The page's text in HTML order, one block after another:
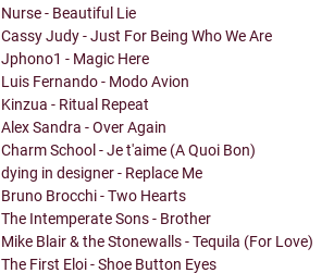
Nurse - Beautiful Lie
Cassy Judy - Just For Being Who We Are
Jphono1 - Magic Here
Luis Fernando - Modo Avion
Kinzua - Ritual Repeat
Alex Sandra - Over Again
Charm School - Je t'aime (A Quoi Bon)
dying in designer - Replace Me
Bruno Brocchi - Two Hearts
The Intemperate Sons - Brother
Mike Blair & the Stonewalls - Tequila (For Love)
The First Eloi - Shoe Button Eyes